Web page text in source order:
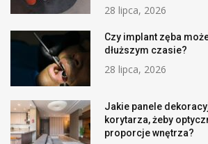
28 lipca, 2026
Czy implant zęba
dłuższym czasie?
28 lipca, 2026
Jakie panele
korytarza, żeby
proporcje wnętrza?